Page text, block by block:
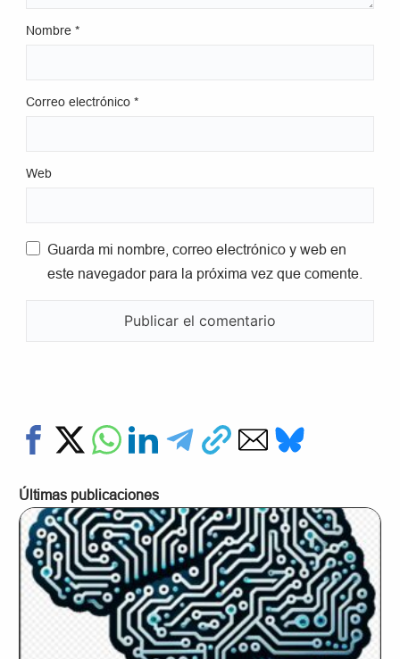
Nombre*
Correo electrónico*
Web
Guarda mi nombre, correo electrónico y web en
este navegador para la próxima vez que comente.
Últimas publicaciones